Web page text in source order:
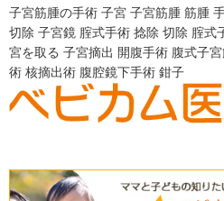
子宮筋腫の手術 子宮 子宮筋腫 筋腫
切除 子宮鏡 腟式手術 捻除 切除 腟式
宮を取る 子宮摘出 開腹手術 腹式子
術 核摘出術 腹腔鏡下手術 鉗子